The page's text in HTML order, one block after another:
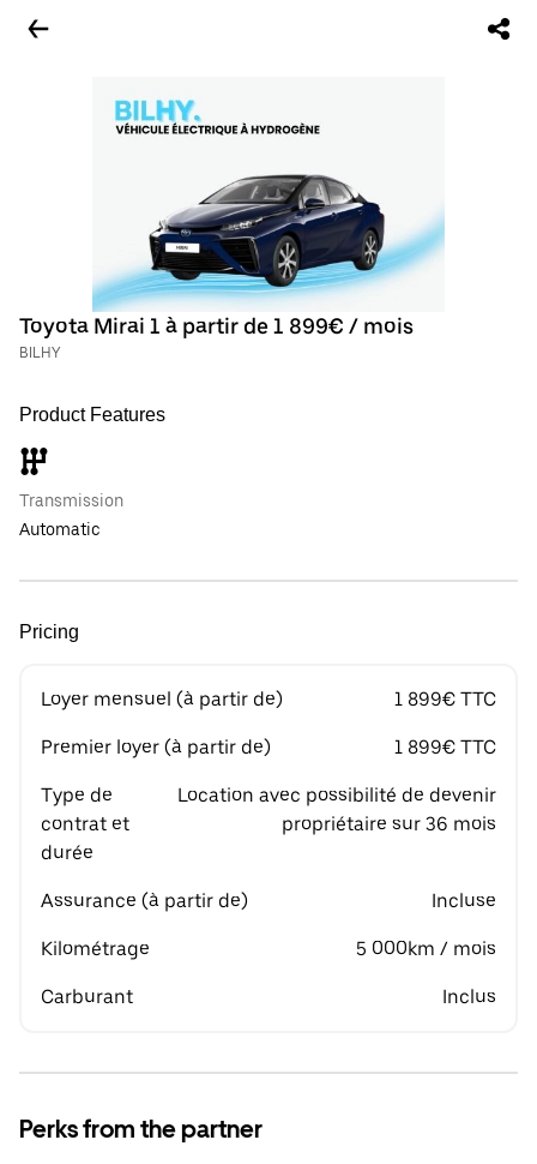
Toyota Mirai 1 à partir de 1 899€ / mois
BILHY
Product Features
Transmission
Automatic
Pricing
Loyer mensuel (à partir de) 1 899€ TTC
Premier loyer (à partir de) 1 899€ TTC
Type de
contrat et
durée
Location avec possibilité de devenir
propriétaire sur 36 mois
Assurance (à partir de) Incluse
Kilométrage 5 000km / mois
Carburant Inclus
Perks from the partner